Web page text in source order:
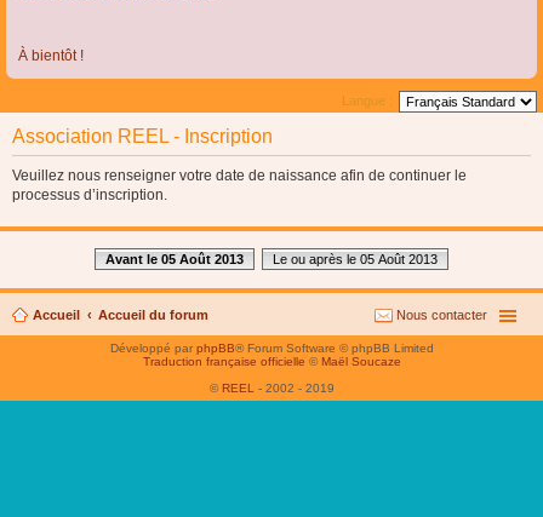
À bientôt !
Langue :
Association REEL - Inscription
Veuillez nous renseigner votre date de naissance afin de continuer le
processus d’inscription.
Avant le 05 Août 2013 Le ou après le 05 Août 2013
Accueil Accueil du forum Nous contacter
Développé parphpBB® Forum Software © phpBB Limited
Traduction française officielle © Maël Soucaze
© REEL - 2002 - 2019